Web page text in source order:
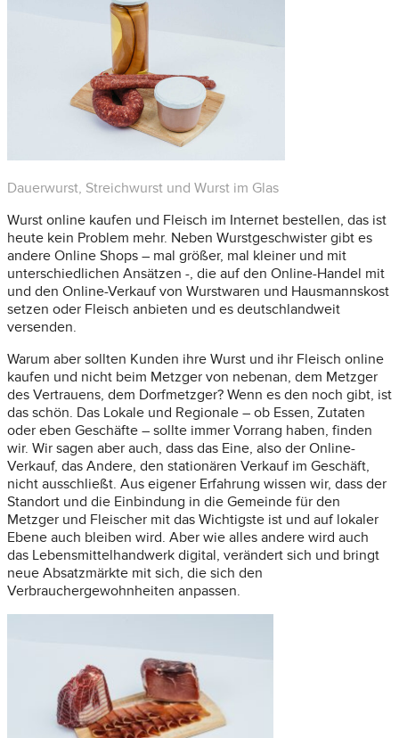
Dauerwurst, Streichwurst und Wurst im Glas
Wurst online kaufen und Fleisch im Internet bestellen, das ist
heute kein Problem mehr. Neben Wurstgeschwister gibt es
andere Online Shops – mal größer, mal kleiner und mit
unterschiedlichen Ansätzen -, die auf den Online-Handel mit
und den Online-Verkauf von Wurstwaren und Hausmannskost
setzen oder Fleisch anbieten und es deutschlandweit
versenden.
Warum aber sollten Kunden ihre Wurst und ihr Fleisch online
kaufen und nicht beim Metzger von nebenan, dem Metzger
des Vertrauens, dem Dorfmetzger? Wenn es den noch gibt, ist
das schön. Das Lokale und Regionale – ob Essen, Zutaten
oder eben Geschäfte – sollte immer Vorrang haben, finden
wir. Wir sagen aber auch, dass das Eine, also der Online-
Verkauf, das Andere, den stationären Verkauf im Geschäft,
nicht ausschließt. Aus eigener Erfahrung wissen wir, dass der
Standort und die Einbindung in die Gemeinde für den
Metzger und Fleischer mit das Wichtigste ist und auf lokaler
Ebene auch bleiben wird. Aber wie alles andere wird auch
das Lebensmittelhandwerk digital, verändert sich und bringt
neue Absatzmärkte mit sich, die sich den
Verbrauchergewohnheiten anpassen.